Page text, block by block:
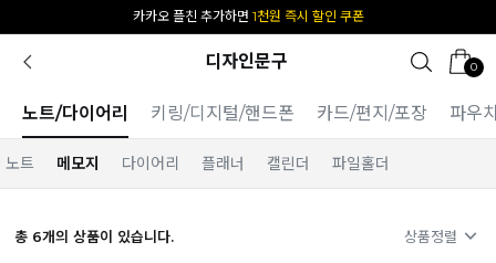
카카오 플친 추가하면 1천원 즉시 할인 쿠폰
디자인문구 0
노트/다이어리 키링/디지털/핸드폰 카드/편지/포장 파우
노트 메모지 다이어리 플래너 캘린더 파일홀더
총 6개의 상품이 있습니다. 상품정렬